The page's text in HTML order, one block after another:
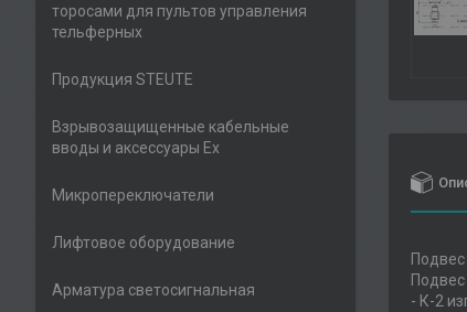
- К-2
торосами для пультов управления
тельферных
Продукция STEUTE
Взрывозащищенные кабельные
вводы и аксессуары Ex
Микропереключатели
Лифтовое оборудование
Арматура светосигнальная